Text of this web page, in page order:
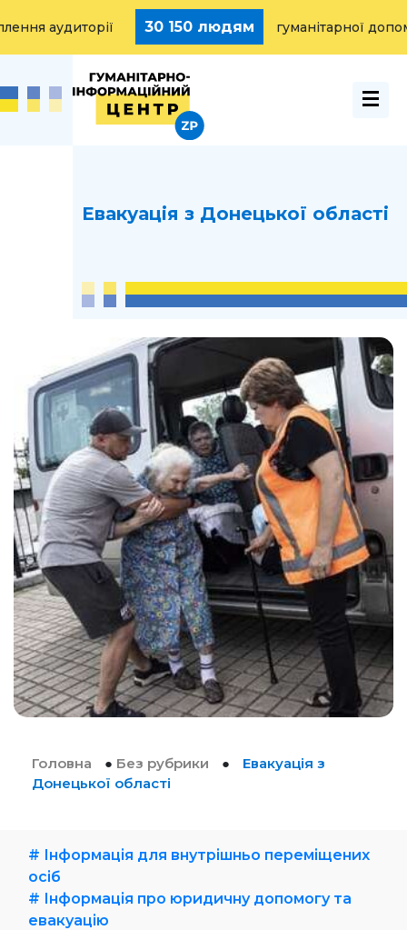
аудиторії 30 150 людям гуманітарної
Евакуація з Донецької області
Головна ● Без рубрики ●
Евакуація з
Донецької області
# Інформація для внутрішньо переміщених
осіб
# Інформація про юридичну допомогу та
евакуацію